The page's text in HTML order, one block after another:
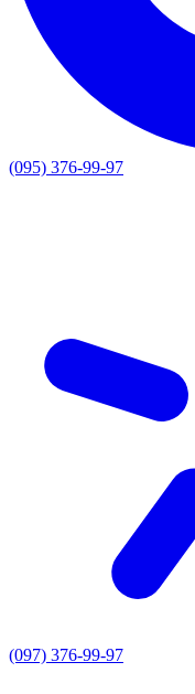
(095) 376-99-97
(097) 376-99-97